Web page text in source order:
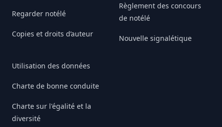
Regarder notélé
Copies et droits d’auteur
Utilisation des données
Charte de bonne conduite
Charte sur l'égalité et la
diversité
Règlement des concours
de notélé
Nouvelle signalétique